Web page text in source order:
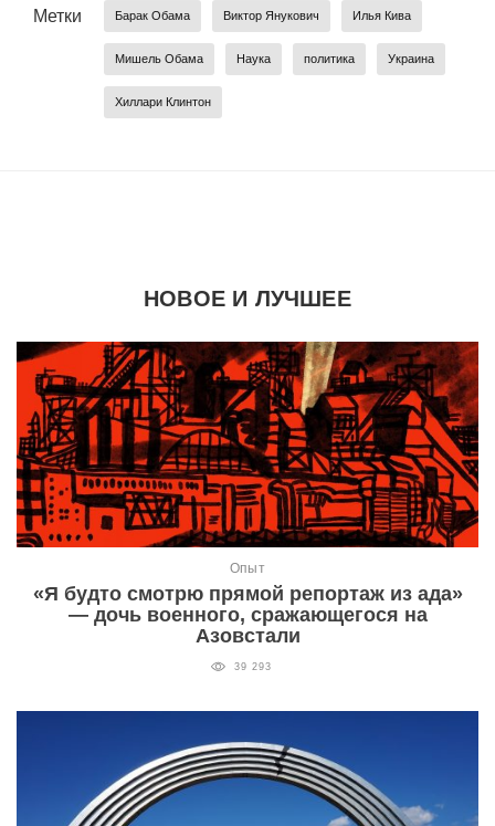
Метки Барак Обама Виктор Янукович Илья Кива
Мишель Обама Наука политика Украина
Хиллари Клинтон
НОВОЕ И ЛУЧШЕЕ
Опыт
«Я будто смотрю прямой репортаж из ада»
— дочь военного, сражающегося на
Азовстали
39 293